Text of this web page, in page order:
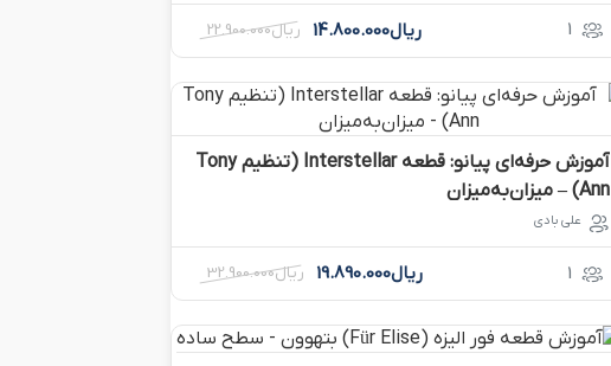
1 ریال22.900.000 ریال14.800.000
آموزش حرفه‌ای پیانو: قطعه Interstellar (تنظیم Tony
Ann) – میزان‌به‌میزان
علی بادی
1 ریال32.900.000 ریال19.890.000